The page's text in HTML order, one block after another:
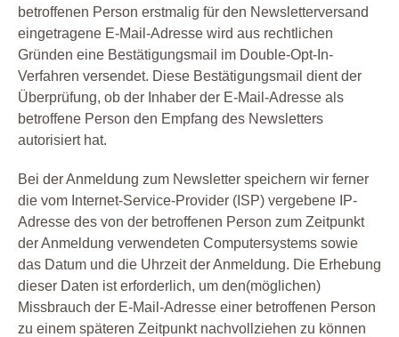
betroffenen Person erstmalig für den Newsletterversand
eingetragene E-Mail-Adresse wird aus rechtlichen
Gründen eine Bestätigungsmail im Double-Opt-In-
Verfahren versendet. Diese Bestätigungsmail dient der
Überprüfung, ob der Inhaber der E-Mail-Adresse als
betroffene Person den Empfang des Newsletters
autorisiert hat.
Bei der Anmeldung zum Newsletter speichern wir ferner
die vom Internet-Service-Provider (ISP) vergebene IP-
Adresse des von der betroffenen Person zum Zeitpunkt
der Anmeldung verwendeten Computersystems sowie
das Datum und die Uhrzeit der Anmeldung. Die Erhebung
dieser Daten ist erforderlich, um den(möglichen)
Missbrauch der E-Mail-Adresse einer betroffenen Person
zu einem späteren Zeitpunkt nachvollziehen zu können